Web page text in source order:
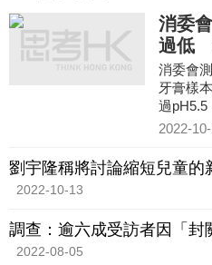
消委
過低
消委會
牙膏樣
過pH5.5
準，
2022-
劉宇隆稱將討論縮短兒童的
2022-10-13
調查：逾六成受訪者因「封
2022-08-05